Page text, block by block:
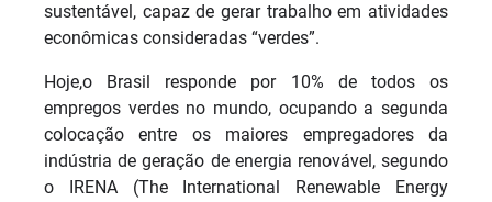
sustentável, capaz de gerar trabalho em atividades
econômicas consideradas “verdes”.
Hoje,o Brasil responde por 10% de todos os
empregos verdes no mundo, ocupando a segunda
colocação entre os maiores empregadores da
indústria de geração de energia renovável, segundo
o IRENA (The International Renewable Energy